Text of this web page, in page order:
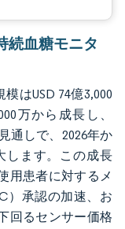
続血糖モニタ
はUSD 74億3,000
万から成長し、
通しで、2026年か
します。この成長
用患者に対するメ
）承認の加速、お
回るセンサー価格